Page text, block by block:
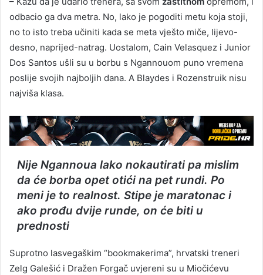
odbacio ga dva metra. No, lako je pogoditi metu koja stoji,
no to isto treba učiniti kada se meta vješto miče, lijevo-
desno, naprijed-natrag. Uostalom, Cain Velasquez i Junior
Dos Santos ušli su u borbu s Ngannouom puno vremena
poslije svojih najboljih dana. A Blaydes i Rozenstruik nisu
najviša klasa.
Nije Ngannoua lako nokautirati pa mislim
da će borba opet otići na pet rundi. Po
meni je to realnost. Stipe je maratonac i
ako prođu dvije runde, on će biti u
prednosti
Suprotno lasvegaškim “bookmakerima”, hrvatski treneri
Zelg Galešić i Dražen Forgač uvjereni su u Miočićevu